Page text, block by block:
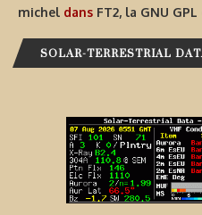
michel dans FT2, la GNU GPL
SOLAR-TERRESTRIAL